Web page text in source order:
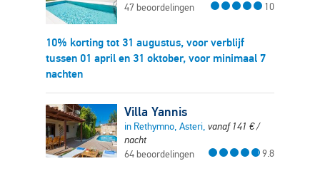
47 beoordelingen
10
10% korting tot 31 augustus, voor verblijf
tussen 01 april en 31 oktober, voor minimaal 7
nachten
Villa Yannis
in Rethymno, Asteri, vanaf 141 €/
nacht
64 beoordelingen
9.8